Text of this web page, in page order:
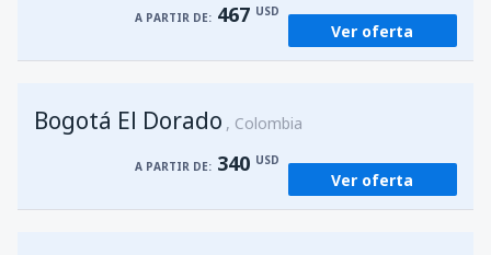
A PARTIR DE: 467 USD
Ver oferta
Bogotá El Dorado Colombia
A PARTIR DE: 340 USD
Ver oferta